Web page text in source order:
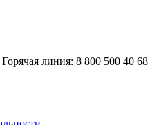
Горячая линия: 8 800 500 40 68